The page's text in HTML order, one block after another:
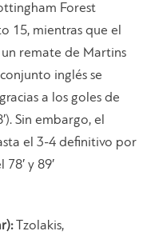
Forest
15, mientras que el
remate de Martins
inglés se
a los goles de
Sin embargo, el
el 3-4 definitivo por
y 89′
Tzolakis,